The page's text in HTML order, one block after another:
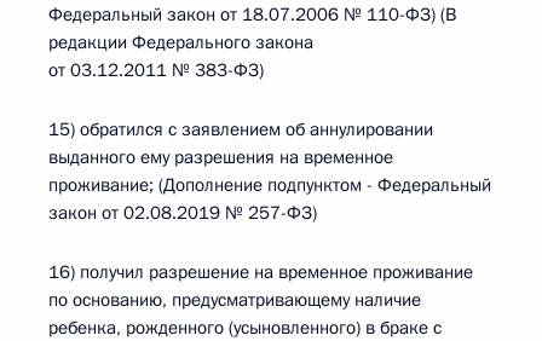
Федеральный закон от 18.07.2006 № 110-ФЗ) (В
редакции Федерального закона
от 03.12.2011 № 383-ФЗ)
15) обратился с заявлением об аннулировании
выданного ему разрешения на временное
проживание; (Дополнение подпунктом - Федеральный
закон от 02.08.2019 № 257-ФЗ)
16) получил разрешение на временное проживание
по основанию, предусматривающему наличие
ребенка, рожденного (усыновленного) в браке с